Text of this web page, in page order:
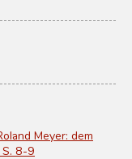
Meyer: dem
S. 8-9